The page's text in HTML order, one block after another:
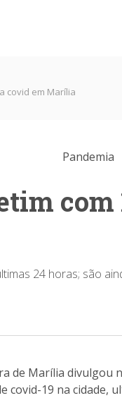
covid em Marília
Pandemia
24 horas; são
de Marília divulgou
covid-19 na cidade,